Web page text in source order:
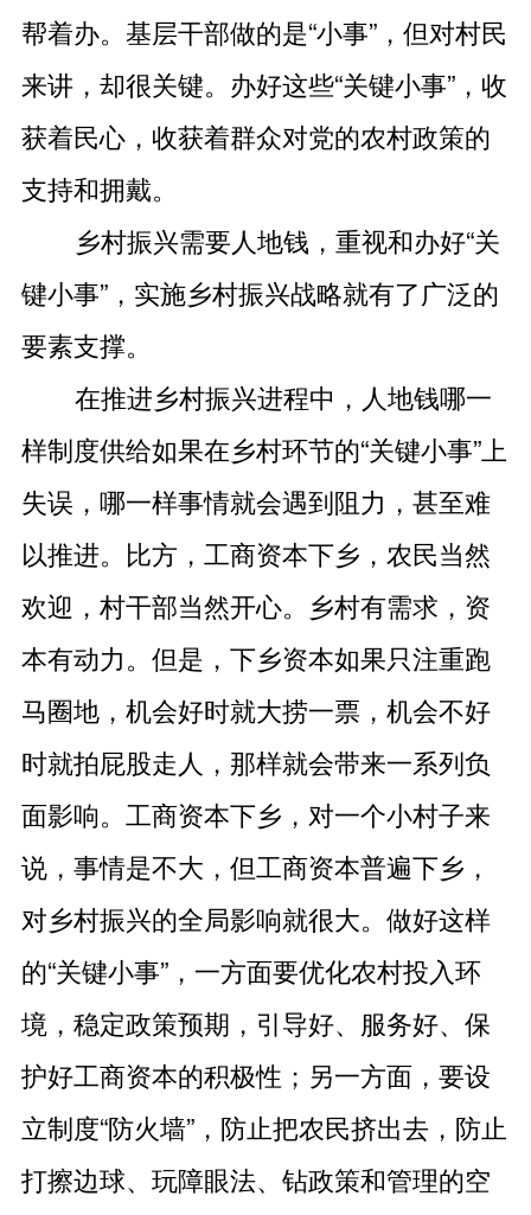
帮着办。基层干部做的是“小事”，但对村民
来讲，却很关键。办好这些“关键小事”，收
获着民心，收获着群众对党的农村政策的
支持和拥戴。
乡村振兴需要人地钱，重视和办好“关
键小事”，实施乡村振兴战略就有了广泛的
要素支撑。
在推进乡村振兴进程中，人地钱哪一
样制度供给如果在乡村环节的“关键小事”上
失误，哪一样事情就会遇到阻力，甚至难
以推进。比方，工商资本下乡，农民当然
欢迎，村干部当然开心。乡村有需求，资
本有动力。但是，下乡资本如果只注重跑
马圈地，机会好时就大捞一票，机会不好
时就拍屁股走人，那样就会带来一系列负
面影响。工商资本下乡，对一个小村子来
说，事情是不大，但工商资本普遍下乡，
对乡村振兴的全局影响就很大。做好这样
的“关键小事”，一方面要优化农村投入环
境，稳定政策预期，引导好、服务好、保
护好工商资本的积极性；另一方面，要设
立制度“防火墙”，防止把农民挤出去，防止
打擦边球、玩障眼法、钻政策和管理的空